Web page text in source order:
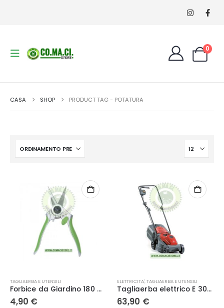
0
CASA SHOP PRODUCT TAG - POTATURA
TAGLIAERBA E UTENSILI
Forbice da Giardino 180 mm Inox Ribiland
4,90 €
ELETTRICITA',TAGLIAERBA E UTENSILI
Tagliaerba elettrico E 300, 1000 W, rosso, larghezza di taglio 30 cm, sacco di raccolta 25 litri Raser Alpina
63,90 €